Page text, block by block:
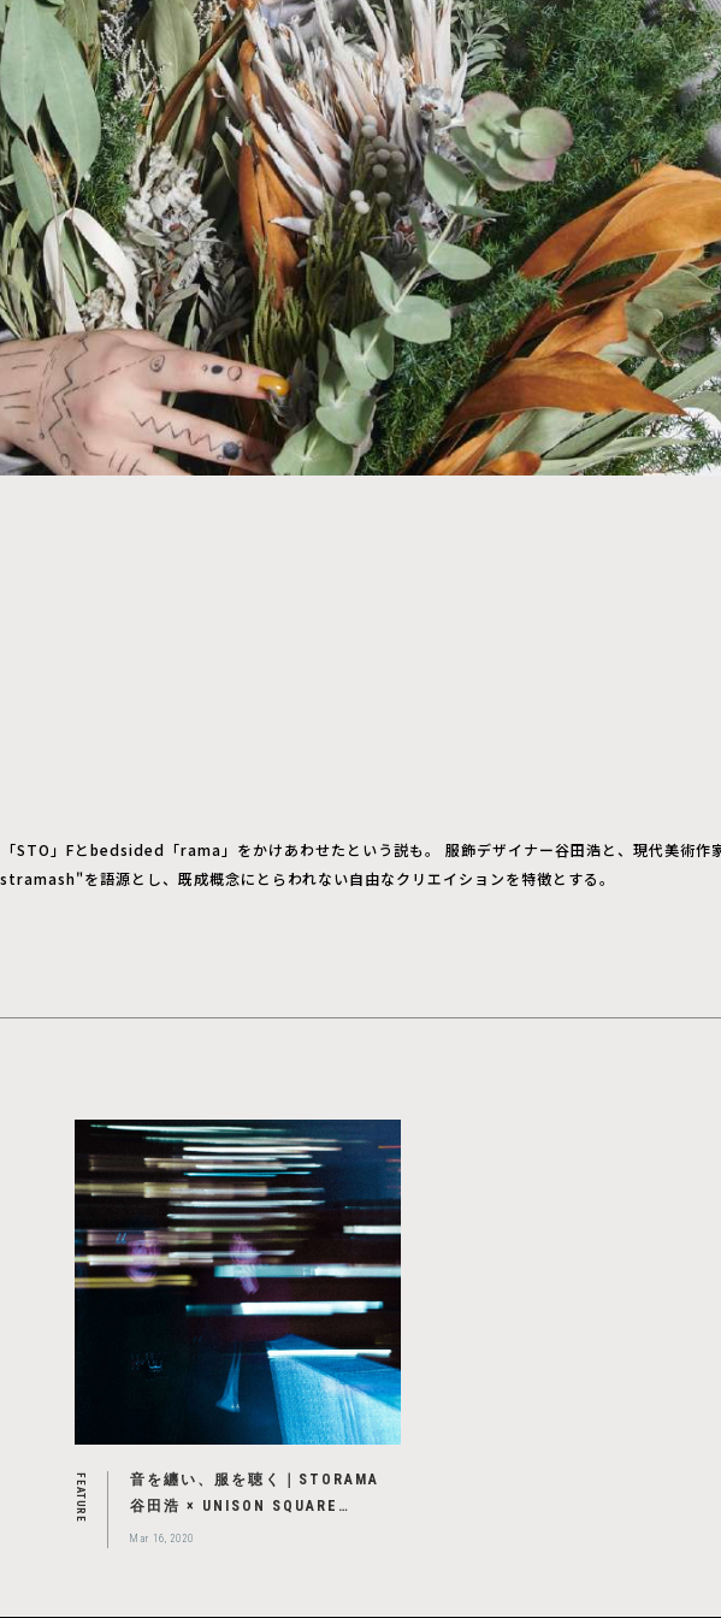
」Fとbedsided「rama」をかけあわせたという説も。 服飾デザイナー谷田浩と、現代美術作
を語源とし、既成概念にとらわれない自由なクリエイションを特徴とする。
FEATURE
音を纏い、服を聴く｜STORAMA
谷田浩 × UNISON SQUARE
GARDEN 鈴木貴雄 特別対談 ＜後
Mar 16, 2020